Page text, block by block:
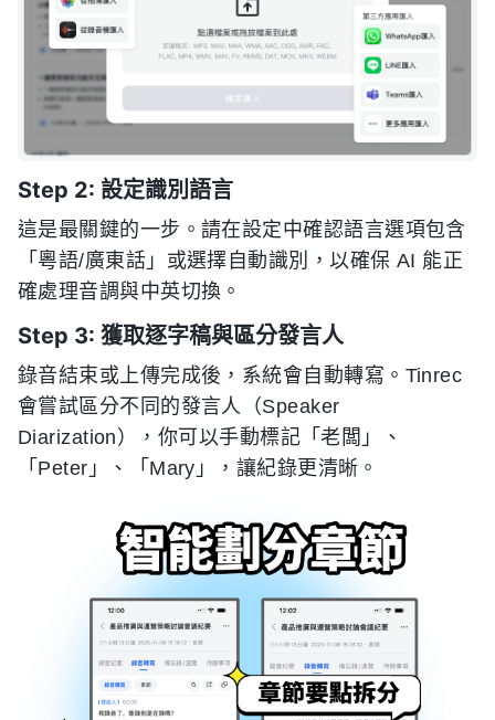
Step 2: 設定識別語言
這是最關鍵的一步。請在設定中確認語言選項包含
「粵語/廣東話」或選擇自動識別，以確保 AI 能正
確處理音調與中英切換。
Step 3: 獲取逐字稿與區分發言人
錄音結束或上傳完成後，系統會自動轉寫。Tinrec
會嘗試區分不同的發言人（Speaker
Diarization），你可以手動標記「老闆」、
「Peter」、「Mary」，讓紀錄更清晰。